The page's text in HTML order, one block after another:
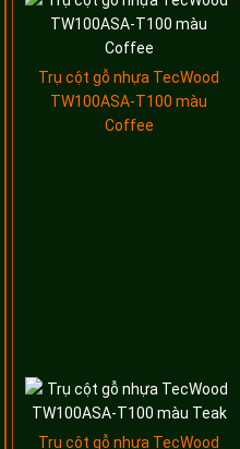
Trụ cột gỗ nhựa TecWood
TW100ASA-T100 màu
Coffee
Trụ cột gỗ nhựa TecWood